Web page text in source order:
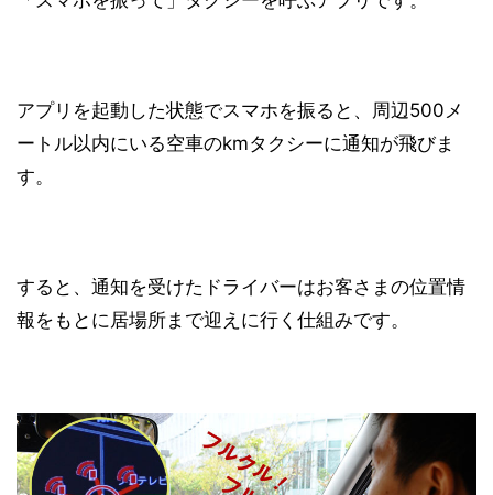
アプリを起動した状態でスマホを振ると、周辺500メ
ートル以内にいる空車のkmタクシーに通知が飛びま
す。
すると、通知を受けたドライバーはお客さまの位置情
報をもとに居場所まで迎えに行く仕組みです。